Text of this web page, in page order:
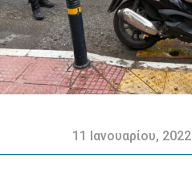
11 Ιανουαρίου, 2022